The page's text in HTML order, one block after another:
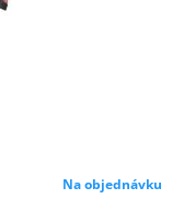
Na objednávku